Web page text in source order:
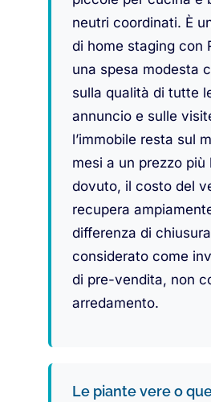
neutri coordinati. È
di home staging con
una spesa modesta
sulla qualità di tutte
annuncio e sulle
l’immobile resta sul
mesi a un prezzo più
dovuto, il costo del
recupera
differenza di
considerato come
di pre-vendita, non
arredamento.
Le piante vere o